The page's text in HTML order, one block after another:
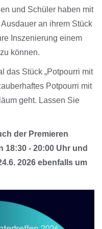
und Schüler haben mit
an ihrem Stück
Inszenierung einem
können.
das Stück „Potpourri mit
Potpourri mit
geht. Lassen Sie
der Premieren
18:30 - 20:00 Uhr und
2026 ebenfalls um